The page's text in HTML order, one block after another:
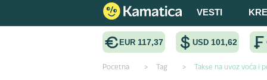
VESTI
EUR 117,37 USD 101,62
Pocetna > Tag > Takse na uvoz voća i